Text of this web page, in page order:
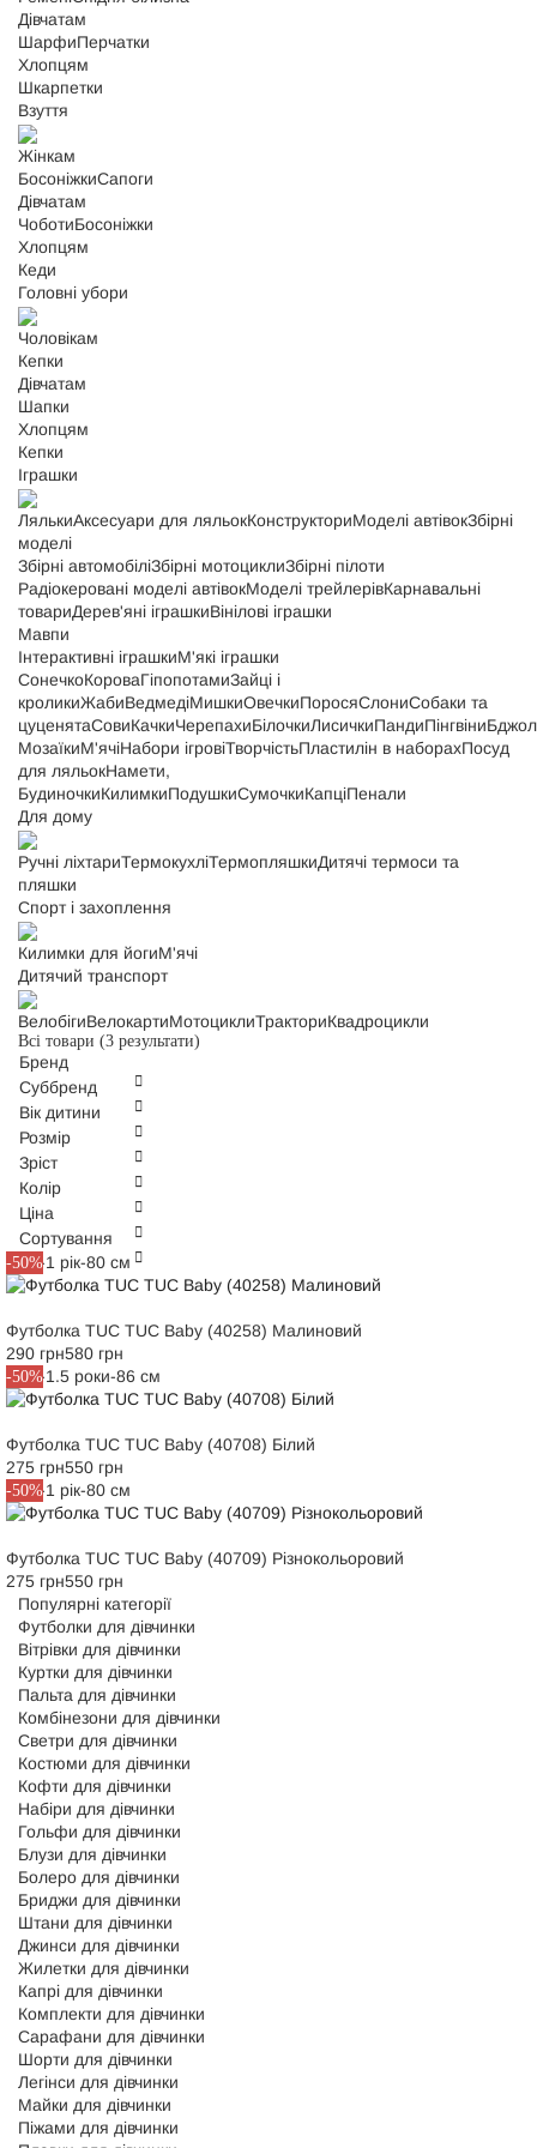
Дівчатам
ШарфиПерчатки
Хлопцям
Шкарпетки
Взуття
Жінкам
БосоніжкиСапоги
Дівчатам
ЧоботиБосоніжки
Хлопцям
Кеди
Головні убори
Чоловікам
Кепки
Дівчатам
Шапки
Хлопцям
Кепки
Іграшки
ЛялькиАксесуари для ляльокКонструкториМоделі автівокЗбірні
моделі
Збірні автомобіліЗбірні мотоциклиЗбірні пілоти
Радіокеровані моделі автівокМоделі трейлерівКарнавальні
товариДерев'яні іграшкиВінілові іграшки
Мавпи
Інтерактивні іграшкиМ'які іграшки
СонечкоКороваГіпопотамиЗайці і
кроликиЖабиВедмедіМишкиОвечкиПоросяСлониСобаки та
цуценятаСовиКачкиЧерепахиБілочкиЛисичкиПандиПінгвіни
МозаїкиМ'ячіНабори ігровіТворчістьПластилін в наборахПосуд
для ляльокНамети,
БудиночкиКилимкиПодушкиСумочкиКапціПенали
Для дому
Ручні ліхтариТермокухліТермопляшкиДитячі термоси та
пляшки
Спорт і захоплення
Килимки для йогиМ'ячі
Дитячий транспорт
ВелобігиВелокартиМотоциклиТракториКвадроцикли
Всі товари (3 результати)
Бренд
Суббренд
Вік дитини
Розмір
Зріст
Колір
Ціна
Сортування
-50%
M12-1 рік-80 см
Футболка TUC TUC Baby (40258) Малиновий
290 грн580 грн
-50%
M18-1.5 роки-86 см
Футболка TUC TUC Baby (40708) Білий
275 грн550 грн
-50%
M12-1 рік-80 см
Футболка TUC TUC Baby (40709) Різнокольоровий
275 грн550 грн
Популярні категорії
Футболки для дівчинки
Вітрівки для дівчинки
Куртки для дівчинки
Пальта для дівчинки
Комбінезони для дівчинки
Светри для дівчинки
Костюми для дівчинки
Кофти для дівчинки
Набіри для дівчинки
Гольфи для дівчинки
Блузи для дівчинки
Болеро для дівчинки
Бриджи для дівчинки
Штани для дівчинки
Джинси для дівчинки
Жилетки для дівчинки
Капрі для дівчинки
Комплекти для дівчинки
Сарафани для дівчинки
Шорти для дівчинки
Легінси для дівчинки
Майки для дівчинки
Піжами для дівчинки